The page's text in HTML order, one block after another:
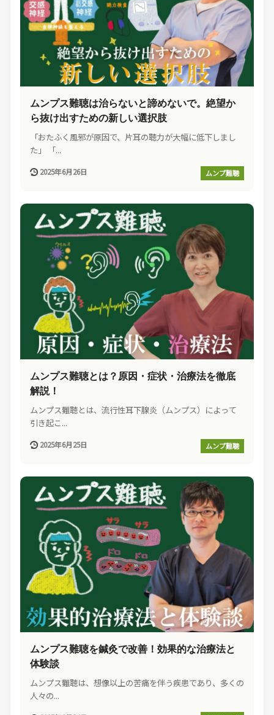
ムンプス難聴は治らないと諦めないで。絶望か
ら抜け出すための新しい選択肢
「おたふく風邪が原因で、片耳の聴力が大幅に低下しまし
た」 「...
2025年6月26日 ムンプ難聴
ムンプス難聴とは？原因・症状・治療法を徹底
解説！
ムンプス難聴とは、流行性耳下腺炎（ムンプス）によって
引き起こ...
2025年6月25日 ムンプ難聴
ムンプス難聴を鍼灸で改善！効果的な治療法と
体験談
ムンプス難聴は、想像以上の苦痛を伴う疾患であり、多くの
人々の...